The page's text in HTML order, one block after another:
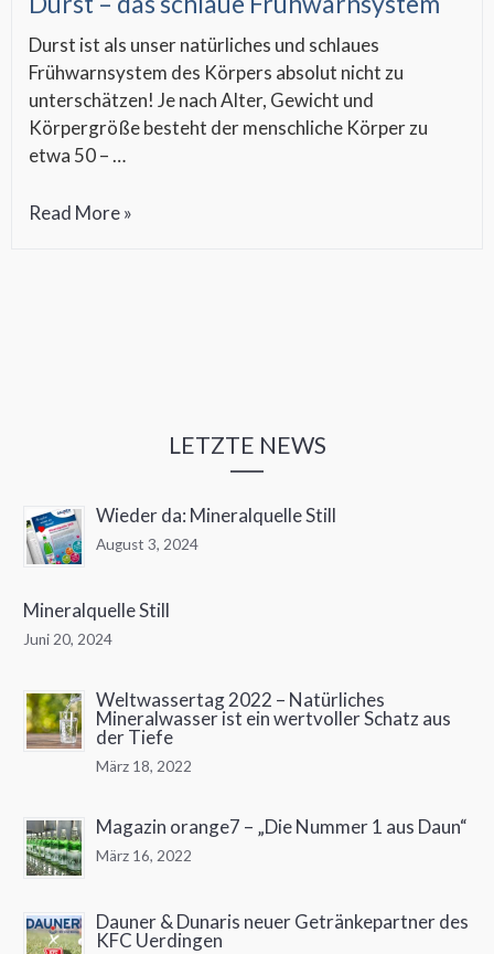
Durst ist als unser natürliches und schlaues
Frühwarnsystem des Körpers absolut nicht zu
unterschätzen! Je nach Alter, Gewicht und
Körpergröße besteht der menschliche Körper zu
etwa 50 – …
Durst
Read More »
LETZTE NEWS
Wieder da: Mineralquelle Still
August 3, 2024
Mineralquelle Still
Juni 20, 2024
Weltwassertag 2022 – Natürliches
Mineralwasser ist ein wertvoller Schatz aus
der Tiefe
März 18, 2022
Magazin orange7 – „Die Nummer 1 aus Daun“
März 16, 2022
Dauner & Dunaris neuer Getränkepartner des
KFC Uerdingen